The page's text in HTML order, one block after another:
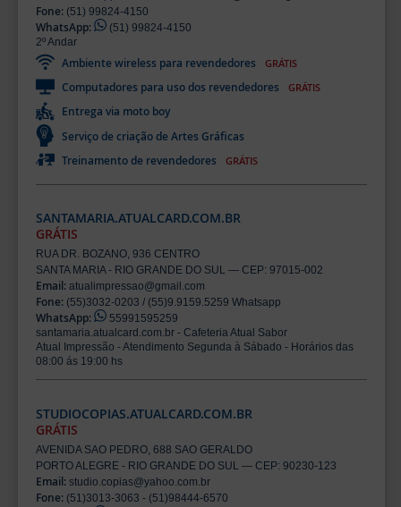
Fone: (51) 99824-4150
WhatsApp:
(51) 99824-4150
2º Andar
Ambiente wireless para revendedores GRÁTIS
Computadores para uso dos revendedores GRÁTIS
Entrega via moto boy
Serviço de criação de Artes Gráficas
Treinamento de revendedores
GRÁTIS
SANTAMARIA.ATUALCARD.COM.BR
GRÁTIS
RUA DR. BOZANO, 936 CENTRO
SANTA MARIA - RIO GRANDE DO SUL — CEP: 97015-002
Email: atualimpressao@gmail.com
Fone: (55)3032-0203 / (55)9.9159.5259 Whatsapp
WhatsApp:
55991595259
santamaria.atualcard.com.br - Cafeteria Atual Sabor
Atual Impressão - Atendimento Segunda à Sábado - Horários das
08:00 ás 19:00 hs
STUDIOCOPIAS.ATUALCARD.COM.BR
GRÁTIS
AVENIDA SAO PEDRO, 688 SAO GERALDO
PORTO ALEGRE - RIO GRANDE DO SUL — CEP: 90230-123
Email: studio.copias@yahoo.com.br
Fone: (51)3013-3063 - (51)98444-6570